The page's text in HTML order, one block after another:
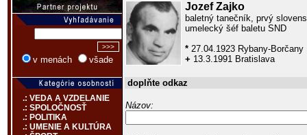
v menách všade
.: VEDA A VZDELANIE
.: SPOLOČNOSŤ
.: POLITIKA
.: UMENIE A KULTÚRA
Jozef Zajko
baletný tanečník, prvý
umelecký šéf baletu SND
* 27.04.1923 Rybany-Borčany
+ 13.3.1991 Bratislava
doplňte odkaz
Názov: